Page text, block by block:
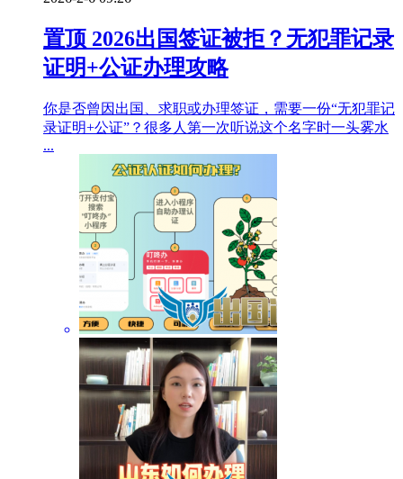
置顶 2026出国签证被拒？无犯罪记录
证明+公证办理攻略
你是否曾因出国、求职或办理签证，需要一份“无犯罪记
录证明+公证”？很多人第一次听说这个名字时一头雾水
...